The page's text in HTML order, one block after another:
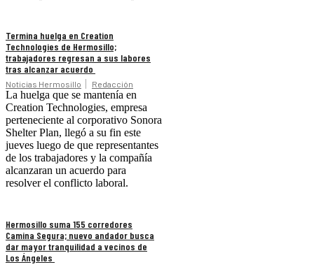
Termina huelga en Creation
Technologies de Hermosillo;
trabajadores regresan a sus labores
tras alcanzar acuerdo
Noticias Hermosillo Redacción
La huelga que se mantenía en
Creation Technologies, empresa
perteneciente al corporativo Sonora
Shelter Plan, llegó a su fin este
jueves luego de que representantes
de los trabajadores y la compañía
alcanzaran un acuerdo para
resolver el conflicto laboral.
Hermosillo suma 155 corredores
Camina Segura; nuevo andador busca
dar mayor tranquilidad a vecinos de
Los Ángeles